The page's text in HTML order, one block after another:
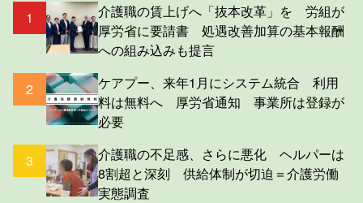
1
介護職の賃上げへ「抜本改革」を 労組が
厚労省に要請書 処遇改善加算の基本報酬
への組み込みも提言
2
ケアプー、来年1月にシステム統合 利用
料は無料へ 厚労省通知 事業所は登録が
必要
3
介護職の不足感、さらに悪化 ヘルパーは
8割超と深刻 供給体制が切迫＝介護労働
実態調査